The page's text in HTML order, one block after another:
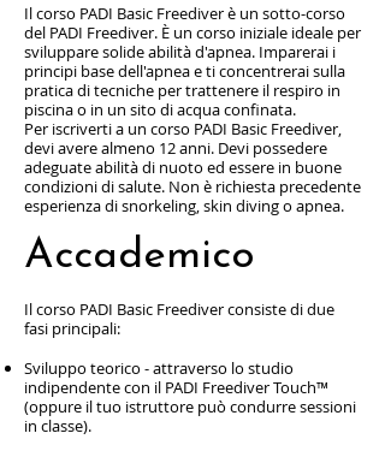
Il corso PADI Basic Freediver è un sotto-corso
del PADI Freediver. È un corso iniziale ideale per
sviluppare solide abilità d'apnea. Imparerai i
principi base dell'apnea e ti concentrerai sulla
pratica di tecniche per trattenere il respiro in
piscina o in un sito di acqua confinata.
Per iscriverti a un corso PADI Basic Freediver,
devi avere almeno 12 anni. Devi possedere
adeguate abilità di nuoto ed essere in buone
condizioni di salute. Non è richiesta precedente
esperienza di snorkeling, skin diving o apnea.
Accademico
Il corso PADI Basic Freediver consiste di due
fasi principali:
Sviluppo teorico - attraverso lo studio
indipendente con il PADI Freediver Touch™
(oppure il tuo istruttore può condurre sessioni
in classe).